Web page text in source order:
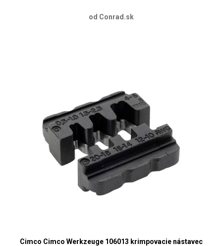
od Conrad.sk
Cimco Cimco Werkzeuge 106013 krimpovacie nástavec